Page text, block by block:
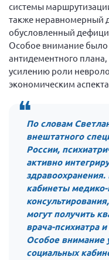
Брянская область
Владимирская
Волгоградская
Воронежская
Ивановская
Калининградская
Кемеровская
Кировская область
Краснодарский
Красноярский край
Липецкая область
Ленинградская
г. Москва
Московская
системы
также неравномерный
обусловленный
Особое внимание было
антидементного
усилению роли
экономическим
По словам
внештатного
России,
активно
кабинеты медико-
могут получить
врача-психиатра
Особое внимание
социальных